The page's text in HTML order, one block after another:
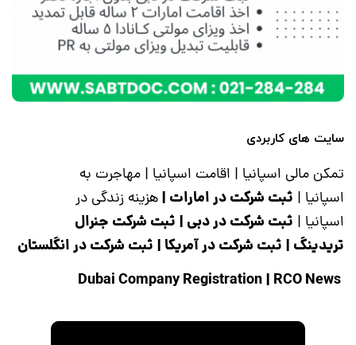
سایت های کاربردی
تمکن مالی اسپانیا | اقامت اسپانیا | مهاجرت به
اسپانیا | ثبت شرکت در امارات |هزینه زندگی در
اسپانیا | ثبت شرکت در دبی | ثبت شرکت جنرال
تریدینگ | ثبت شرکت در آمریکا | ثبت شرکت در انگلستان
| RCO News